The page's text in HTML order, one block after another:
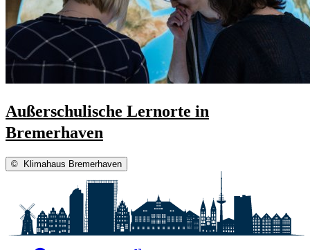
Außerschulische Lernorte in
Bremerhaven
© Klimahaus Bremerhaven